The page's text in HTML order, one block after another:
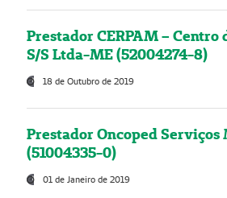
Prestador CERPAM – Centro
S/S Ltda-ME (52004274-8)
18 de Outubro de 2019
Prestador Oncoped Serviços
(51004335-0)
01 de Janeiro de 2019